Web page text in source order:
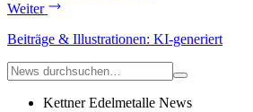
Weiter
Beiträge & Illustrationen: KI-generiert
Kettner Edelmetalle News